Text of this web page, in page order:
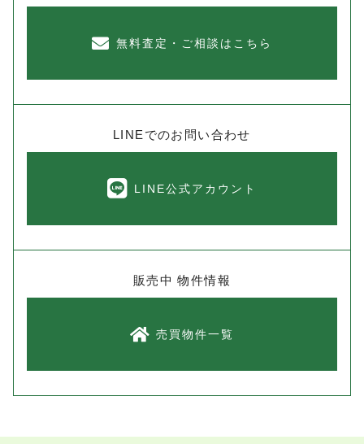
無料査定・ご相談はこちら
LINEでのお問い合わせ
LINE公式アカウント
販売中 物件情報
売買物件一覧